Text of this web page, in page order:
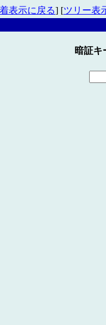
表示に戻る] [ツリー表
暗証キ